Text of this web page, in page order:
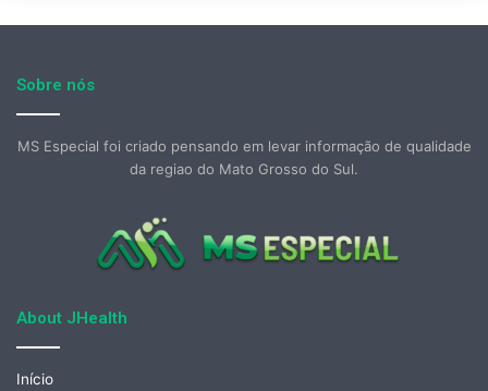
Sobre nós
MS Especial foi criado pensando em levar informação de qualidade
da regiao do Mato Grosso do Sul.
About JHealth
Início